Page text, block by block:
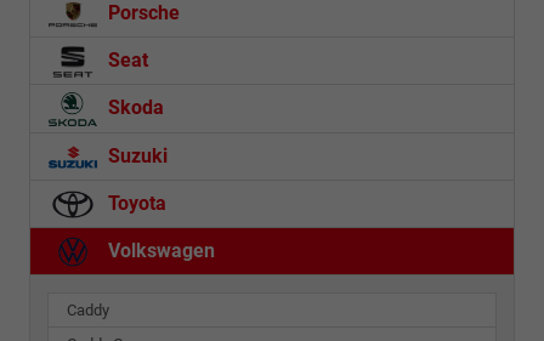
Porsche
Seat
Skoda
Suzuki
Toyota
Volkswagen
Caddy